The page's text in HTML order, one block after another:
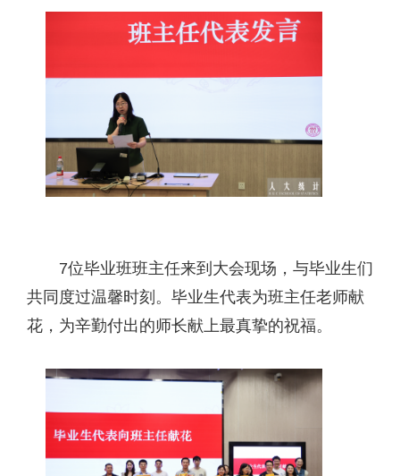
7位毕业班班主任来到大会现场，与毕业生们
共同度过温馨时刻。毕业生代表为班主任老师献
花，为辛勤付出的师长献上最真挚的祝福。